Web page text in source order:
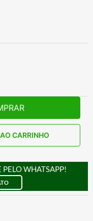
CARRINHO
WHATSAPP!